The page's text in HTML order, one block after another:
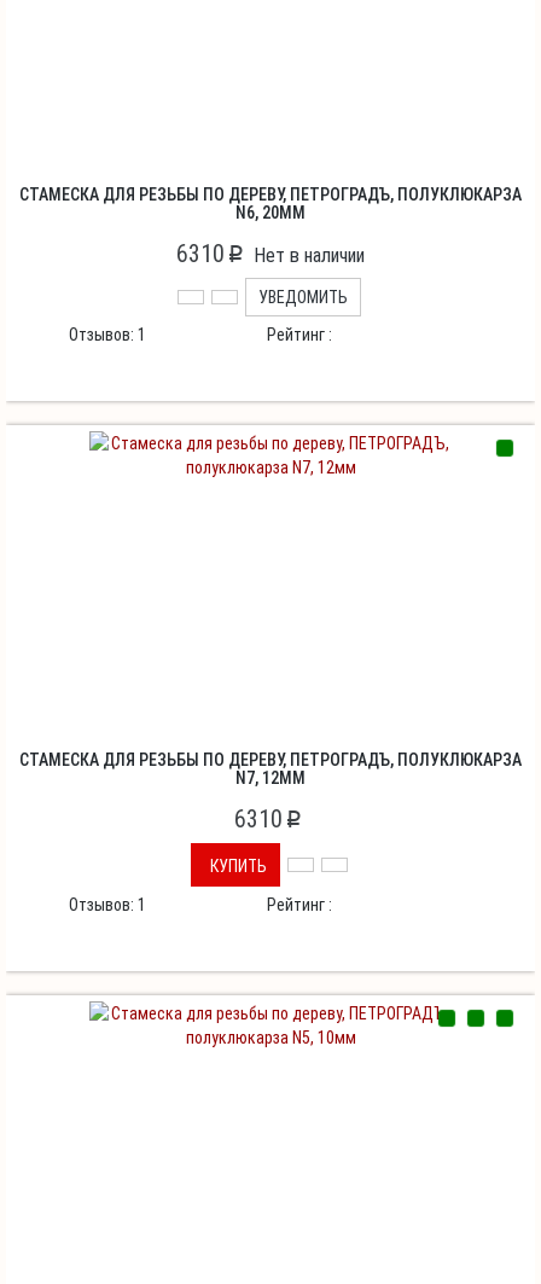
СТАМЕСКА ДЛЯ РЕЗЬБЫ ПО ДЕРЕВУ, ПЕТРОГРАДЪ, ПОЛУКЛЮКАРЗА
N6, 20ММ
6310 p Нет в наличии
УВЕДОМИТЬ
Отзывов:1 Рейтинг :
СТАМЕСКА ДЛЯ РЕЗЬБЫ ПО ДЕРЕВУ, ПЕТРОГРАДЪ, ПОЛУКЛЮКАРЗА
N7, 12ММ
6310 p
КУПИТЬ
Отзывов:1 Рейтинг :